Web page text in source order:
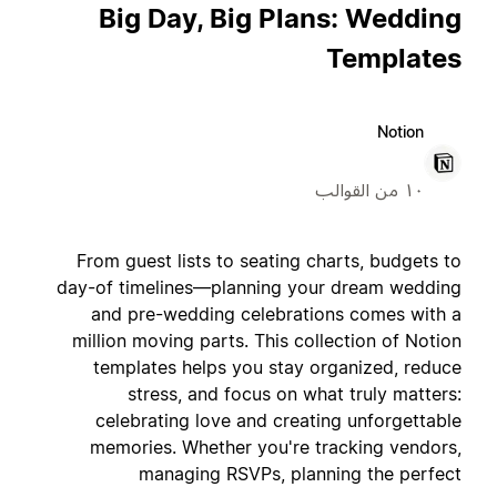
Big Day, Big Plans: Wedding
Templates
Notion
١٠ من القوالب
From guest lists to seating charts, budgets to
day-of timelines—planning your dream wedding
and pre-wedding celebrations comes with a
million moving parts. This collection of Notion
templates helps you stay organized, reduce
stress, and focus on what truly matters:
celebrating love and creating unforgettable
memories. Whether you're tracking vendors,
managing RSVPs, planning the perfect